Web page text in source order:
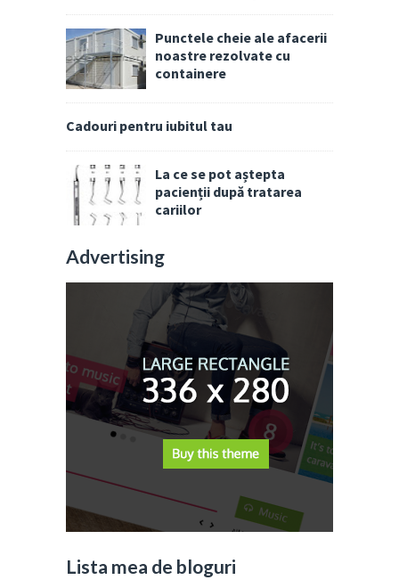
Punctele cheie ale afacerii
noastre rezolvate cu
containere
Cadouri pentru iubitul tau
La ce se pot aștepta
pacienții după tratarea
cariilor
Advertising
Lista mea de bloguri